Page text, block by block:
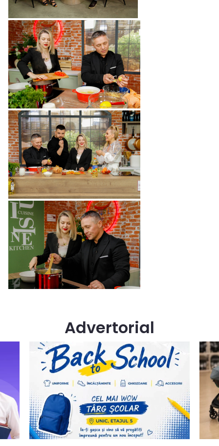
Advertorial